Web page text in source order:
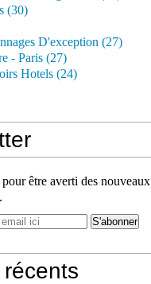
(30)
D'exception (27)
- Paris (27)
Hotels (24)
être averti des nouveaux